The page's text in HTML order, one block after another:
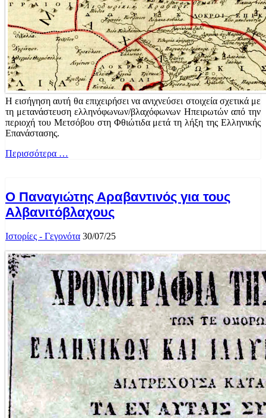
Η εισήγηση αυτή θα επιχειρήσει να ανιχνεύσει στοιχεία σχετικά με
τη μετανάστευση ελληνόφωνων/βλαχόφωνων Ηπειρωτών από την
περιοχή του Μετσόβου στη Φθιώτιδα μετά τη λήξη της Ελληνικής
Επανάστασης.
Περισσότερα …
Ο Παναγιώτης Αραβαντινός για τους
Αλβανιτόβλαχους
Ιστορίες - Γεγονότα 30/07/25